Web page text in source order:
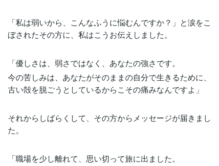
「私は弱いから、こんなふうに悩むんですか？」と涙をこ
ぼされたその方に、私はこうお伝えしました。
「優しさは、弱さではなく、あなたの強さです。
今の苦しみは、あなたがそのままの自分で生きるために、
古い殻を脱ごうとしているからこその痛みなんですよ」
それからしばらくして、その方からメッセージが届きまし
た。
「職場を少し離れて、思い切って旅に出ました。